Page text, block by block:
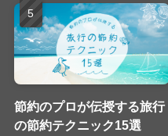
節約のプロが伝授する旅行
の節約テクニック15選